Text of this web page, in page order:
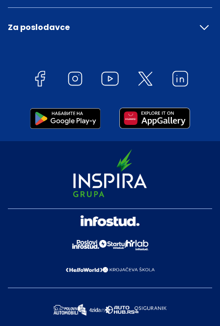
Za poslodavce